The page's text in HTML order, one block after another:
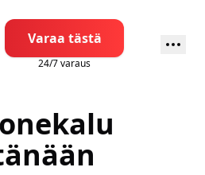
Varaa tästä
24/7 varaus